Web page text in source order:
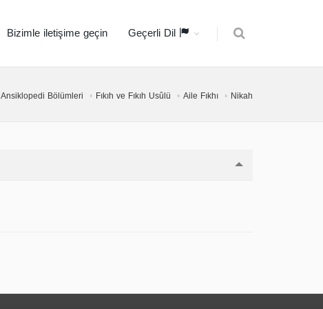
Bizimle iletişime geçin Geçerli Dil
Ansiklopedi Bölümleri Fıkıh ve Fıkıh Usûlü Aile Fıkhı Nikah